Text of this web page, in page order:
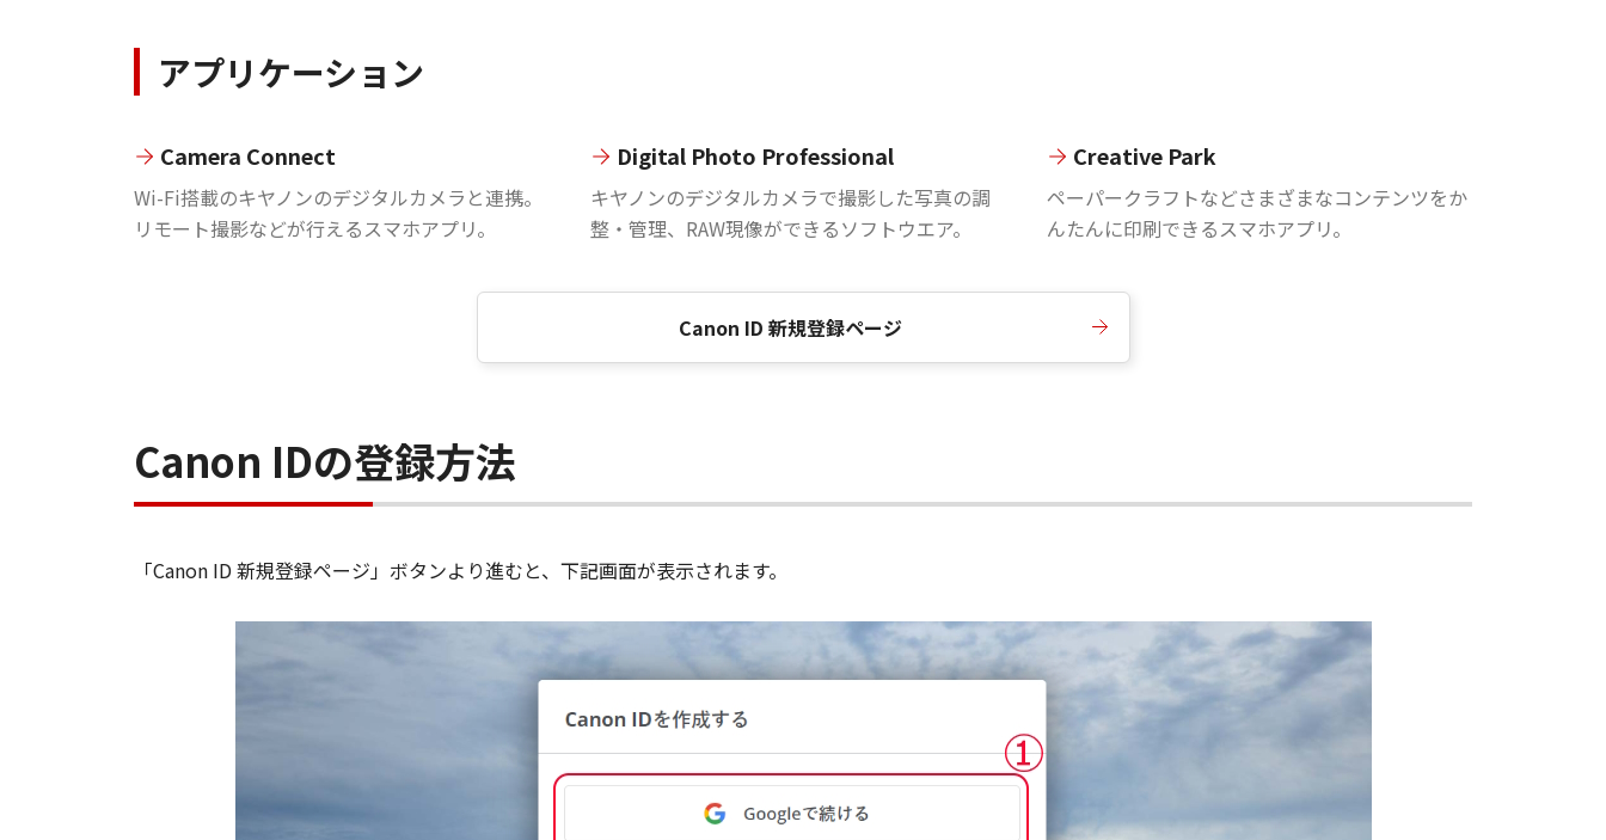
アプリケーション
Camera Connect
Wi-Fi搭載のキヤノンのデジタルカメラと連携。
リモート撮影などが行えるスマホアプリ。
Digital Photo Professional
キヤノンのデジタルカメラで撮影した写真の調
整・管理、RAW現像ができるソフトウエア。
Creative Park
ペーパークラフトなどさまざまなコンテンツをか
んたんに印刷できるスマホアプリ。
Canon ID 新規登録ページ
Canon IDの登録方法
「Canon ID 新規登録ページ」ボタンより進むと、下記画面が表示されます。